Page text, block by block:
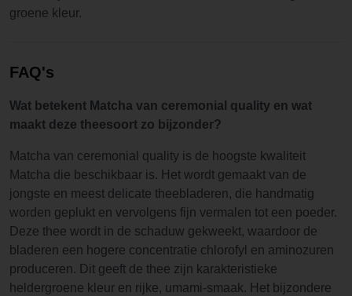
groene kleur.
FAQ's
Wat betekent Matcha van ceremonial quality en wat
maakt deze theesoort zo bijzonder?
Matcha van ceremonial quality is de hoogste kwaliteit
Matcha die beschikbaar is. Het wordt gemaakt van de
jongste en meest delicate theebladeren, die handmatig
worden geplukt en vervolgens fijn vermalen tot een poeder.
Deze thee wordt in de schaduw gekweekt, waardoor de
bladeren een hogere concentratie chlorofyl en aminozuren
produceren. Dit geeft de thee zijn karakteristieke
heldergroene kleur en rijke, umami-smaak. Het bijzondere